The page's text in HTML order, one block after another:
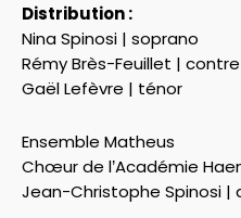
Distribution :
Nina Spinosi | soprano
Rémy Brès-Feuillet |
Gaël Lefèvre | ténor
Ensemble Matheus
Chœur de l’Académie
Jean-Christophe Spinosi |